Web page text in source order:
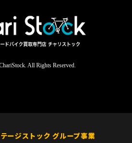
All Rights Reserved.
ージストック グループ事業